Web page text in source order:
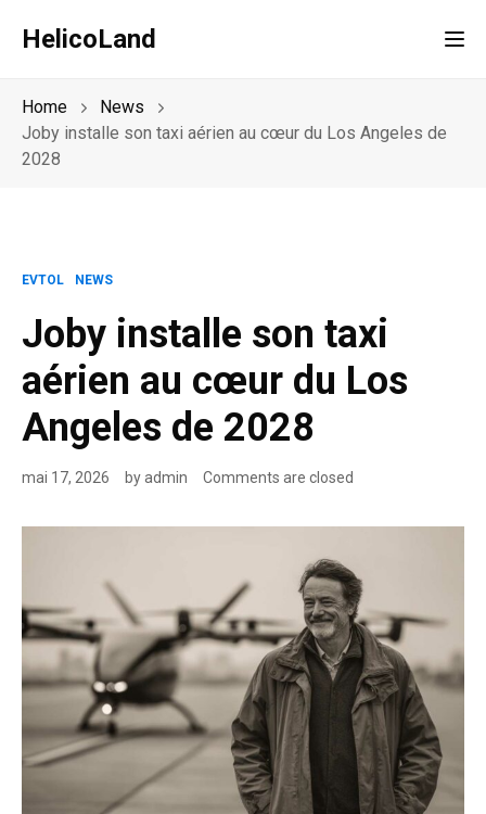
HelicoLand
Home
News
Joby installe son taxi aérien au cœur du Los Angeles de
2028
EVTOL NEWS
Joby installe son taxi
aérien au cœur du Los
Angeles de 2028
mai 17, 2026 byadmin Comments are closed